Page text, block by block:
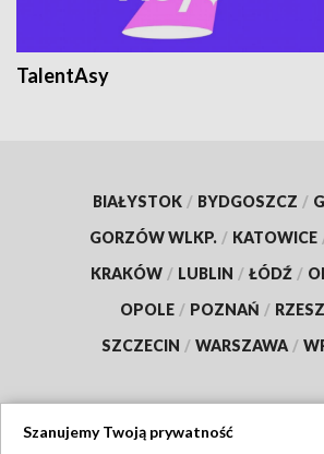
TalentAsy
BIAŁYSTOK / BYDGOSZCZ /
GORZÓW WLKP. / KATOWICE
KRAKÓW / LUBLIN / ŁÓDŹ /
OPOLE / POZNAŃ /
SZCZECIN / WARSZAWA /
Szanujemy Twoją prywatność